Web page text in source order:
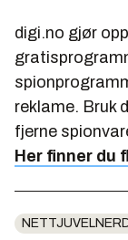
digi.no gjør
reklame. Bruk
fjerne
Her finner du